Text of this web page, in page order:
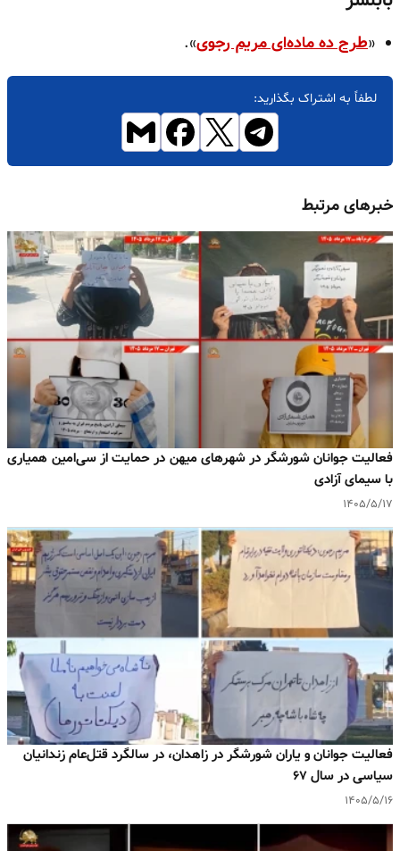
«طرح ده ماده‌ای مریم رجوی».
لطفاً به اشتراک بگذارید:
خبرهای مرتبط
فعالیت جوانان شورشگر در شهرهای میهن در حمایت از سی‌امین همیاری
با سیمای آزادی
۱۴۰۵/۵/۱۷
فعالیت جوانان و یاران شورشگر در زاهدان، در سالگرد قتل‌عام زندانیان
سیاسی در سال ۶۷
۱۴۰۵/۵/۱۶